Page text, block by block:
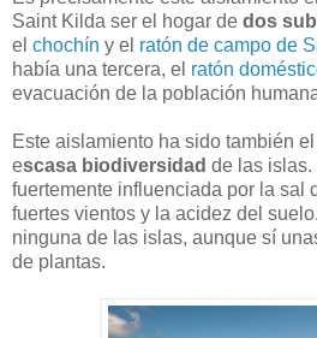
Saint Kilda ser el hogar de dos
el chochín y el ratón de campo de
había una tercera, el ratón
evacuación de la población
Este aislamiento ha sido también
escasa biodiversidad de las islas.
fuertemente influenciada por la sal
fuertes vientos y la acidez del
ninguna de las islas, aunque sí
de plantas.